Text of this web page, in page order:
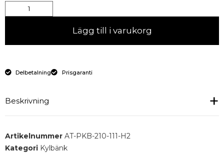
Lägg till i varukorg
Delbetalning Prisgaranti
Beskrivning
Pizza kylbord med 3 dörrar och upphöjd kylränna,
dubbla reglage.
Artikelnummer AT-PKB-210-111-H2
Kategori Kylbänk